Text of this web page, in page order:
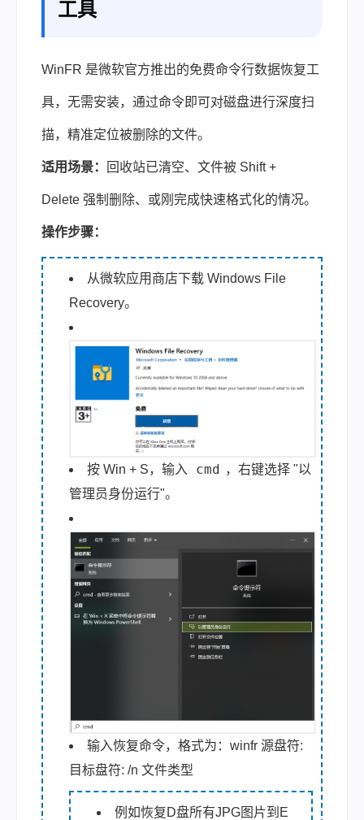
工具
WinFR 是微软官方推出的免费命令行数据恢复工
具，无需安装，通过命令即可对磁盘进行深度扫
描，精准定位被删除的文件。
适用场景： 回收站已清空、文件被 Shift +
Delete 强制删除、或刚完成快速格式化的情况。
操作步骤：
从微软应用商店下载 Windows File
Recovery。
按 Win + S，输入 cmd ，右键选择 "以
管理员身份运行"。
输入恢复命令，格式为：winfr 源盘符:
目标盘符: /n 文件类型
例如恢复D盘所有JPG图片到E